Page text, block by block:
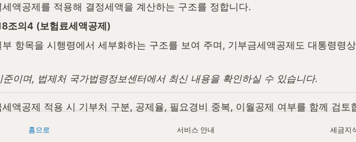
액공제를 적용해 결정세액을 계산하는 구조를 정합니다.
조의4 (보험료세액공제)
항목을 시행령에서 세부화하는 구조를 보여 주며, 기부금세액공제도 대통령령
이며, 법제처 국가법령정보센터에서 최신 내용을 확인하실 수 있습니다.
액공제 적용 시 기부처 구분, 공제율, 필요경비 중복, 이월공제 여부를 함께 검토
https://www.watax.kr/income-tax/donation-tax-credit
홈으로 서비스 안내 세금지